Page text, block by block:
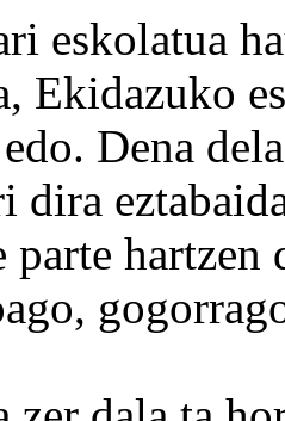
Ekidazuko
Dena
dira
parte